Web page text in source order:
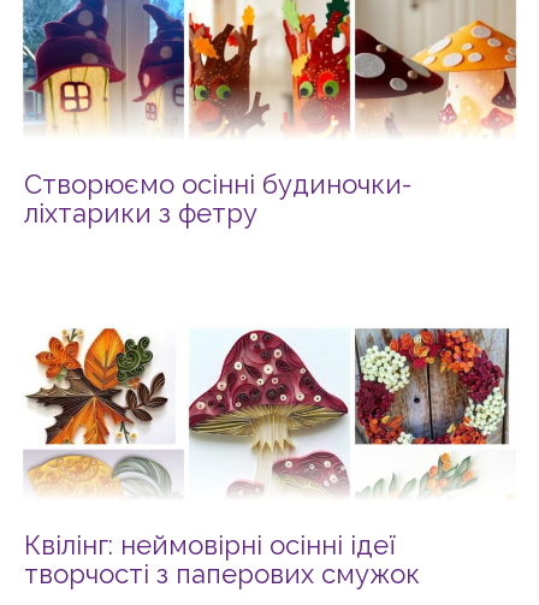
Створюємо осінні будиночки-
ліхтарики з фетру
Квілінг: неймовірні осінні ідеї
творчості з паперових смужок